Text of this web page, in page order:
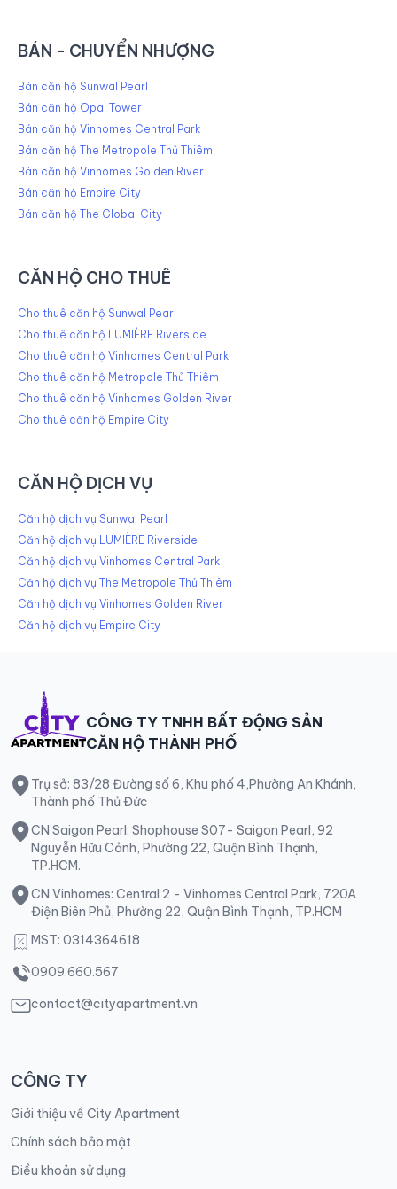
BÁN - CHUYỂN NHƯỢNG
Bán căn hộ Sunwal Pearl
Bán căn hộ Opal Tower
Bán căn hộ Vinhomes Central Park
Bán căn hộ The Metropole Thủ Thiêm
Bán căn hộ Vinhomes Golden River
Bán căn hộ Empire City
Bán căn hộ The Global City
CĂN HỘ CHO THUÊ
Cho thuê căn hộ Sunwal Pearl
Cho thuê căn hộ LUMIÈRE Riverside
Cho thuê căn hộ Vinhomes Central Park
Cho thuê căn hộ Metropole Thủ Thiêm
Cho thuê căn hộ Vinhomes Golden River
Cho thuê căn hộ Empire City
CĂN HỘ DỊCH VỤ
Căn hộ dịch vụ Sunwal Pearl
Căn hộ dịch vụ LUMIÈRE Riverside
Căn hộ dịch vụ Vinhomes Central Park
Căn hộ dịch vụ The Metropole Thủ Thiêm
Căn hộ dịch vụ Vinhomes Golden River
Căn hộ dịch vụ Empire City
CÔNG TY TNHH BẤT ĐỘNG SẢN
CĂN HỘ THÀNH PHỐ
Trụ sở: 83/28 Đường số 6, Khu phố 4,Phường An Khánh,
Thành phố Thủ Đức
CN Saigon Pearl: Shophouse S07- Saigon Pearl, 92
Nguyễn Hữu Cảnh, Phường 22, Quận Bình Thạnh,
TP.HCM.
CN Vinhomes: Central 2 - Vinhomes Central Park, 720A
Điện Biên Phủ, Phường 22, Quận Bình Thạnh, TP.HCM
MST: 0314364618
0909.660.567
contact@cityapartment.vn
CÔNG TY
Giới thiệu về City Apartment
Chính sách bảo mật
Điều khoản sử dụng